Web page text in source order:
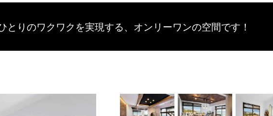
とりのワクワクを実現する、 オンリーワンの空間です！